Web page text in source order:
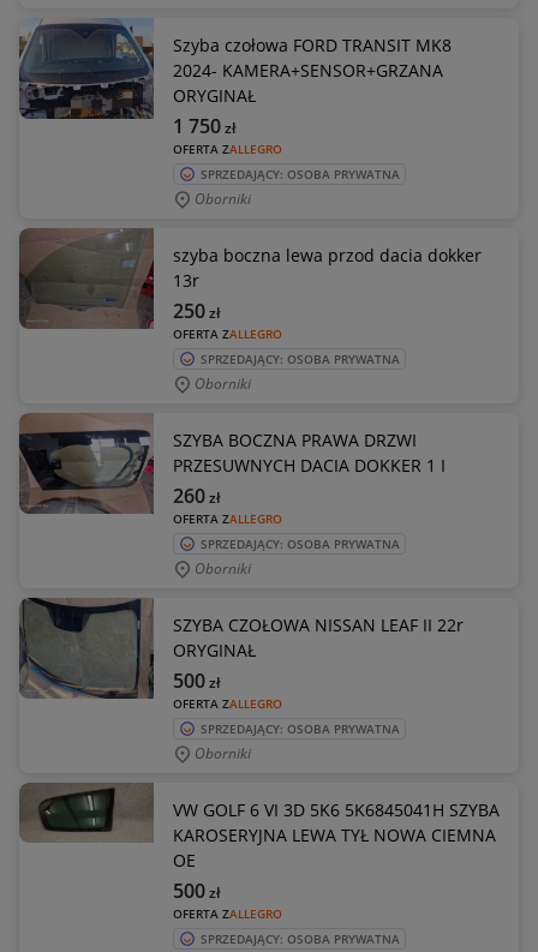
Szyba czołowa FORD TRANSIT MK8
2024- KAMERA+SENSOR+GRZANA
ORYGINAŁ
OFERTA ZALLEGRO
1 750zł
SPRZEDAJĄCY: OSOBA PRYWATNA
Oborniki
szyba boczna lewa przod dacia dokker
13r
OFERTA ZALLEGRO
250zł
SPRZEDAJĄCY: OSOBA PRYWATNA
Oborniki
SZYBA BOCZNA PRAWA DRZWI
PRZESUWNYCH DACIA DOKKER 1 I
OFERTA ZALLEGRO
260zł
SPRZEDAJĄCY: OSOBA PRYWATNA
Oborniki
SZYBA CZOŁOWA NISSAN LEAF II 22r
ORYGINAŁ
OFERTA ZALLEGRO
500zł
SPRZEDAJĄCY: OSOBA PRYWATNA
Oborniki
VW GOLF 6 VI 3D 5K6 5K6845041H SZYBA
KAROSERYJNA LEWA TYŁ NOWA CIEMNA
OE
OFERTA ZALLEGRO
500zł
SPRZEDAJĄCY: OSOBA PRYWATNA